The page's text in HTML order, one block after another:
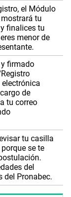
el Módulo
tu
finalices tu
menor de
firmado
de
tu correo
tu casilla
se te
del
del Pronabec.